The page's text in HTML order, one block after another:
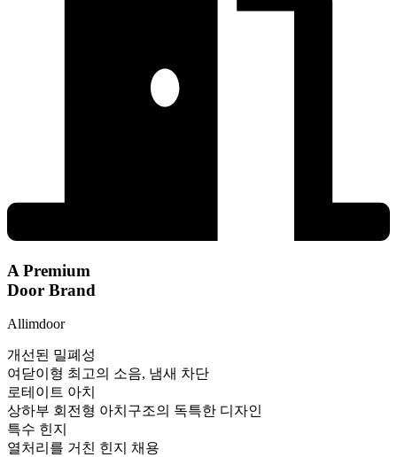
A Premium
Door Brand
Allimdoor
개선된 밀폐성
여닫이형 최고의 소음, 냄새 차단
로테이트 아치
상하부 회전형 아치구조의 독특한 디자인
특수 힌지
열처리를 거친 힌지 채용